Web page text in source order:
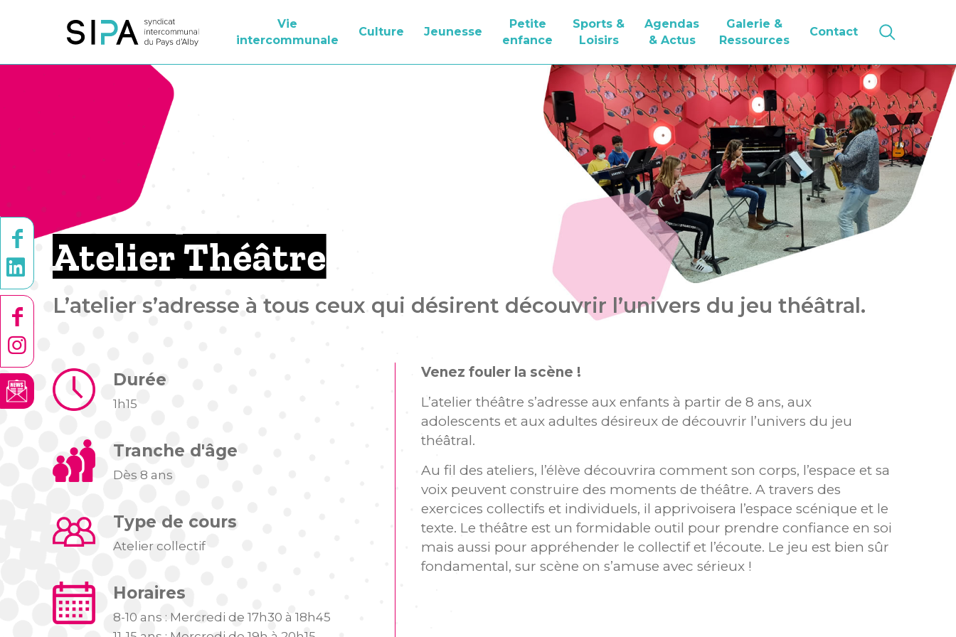
Vie
intercommunale
Culture Jeunesse
Petite
enfance
Sports &
Loisirs
Agendas
& Actus
Galerie &
Ressources
Contact
Atelier Théâtre
L’atelier s’adresse à tous ceux qui désirent découvrir l’univers du jeu théâtral.
Durée
1h15
Tranche d'âge
Dès 8 ans
Type de cours
Atelier collectif
Horaires
8-10 ans : Mercredi de 17h30 à 18h45
Venez fouler la scène !
L’atelier théâtre s’adresse aux enfants à partir de 8 ans, aux
adolescents et aux adultes désireux de découvrir l’univers du jeu
théâtral.
Au fil des ateliers, l’élève découvrira comment son corps, l’espace et sa
voix peuvent construire des moments de théâtre. A travers des
exercices collectifs et individuels, il apprivoisera l’espace scénique et le
texte. Le théâtre est un formidable outil pour prendre confiance en soi
mais aussi pour appréhender le collectif et l’écoute. Le jeu est bien sûr
fondamental, sur scène on s’amuse avec sérieux !